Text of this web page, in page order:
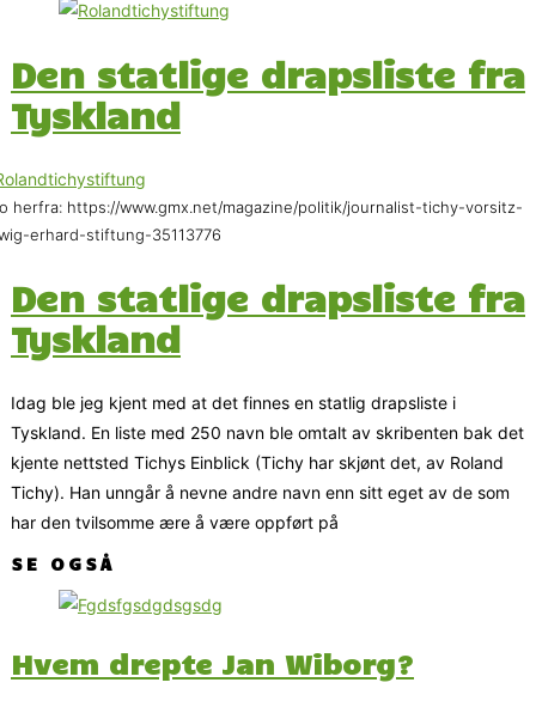
Den statlige drapsliste fra
Tyskland
herfra: https://www.gmx.net/magazine/politik/journalist-tichy-vorsitz-
erhard-stiftung-35113776
Den statlige drapsliste fra
Tyskland
Idag ble jeg kjent med at det finnes en statlig drapsliste i
Tyskland. En liste med 250 navn ble omtalt av skribenten bak det
kjente nettsted Tichys Einblick (Tichy har skjønt det, av Roland
Tichy). Han unngår å nevne andre navn enn sitt eget av de som
har den tvilsomme ære å være oppført på
SE OGSÅ
Hvem drepte Jan Wiborg?